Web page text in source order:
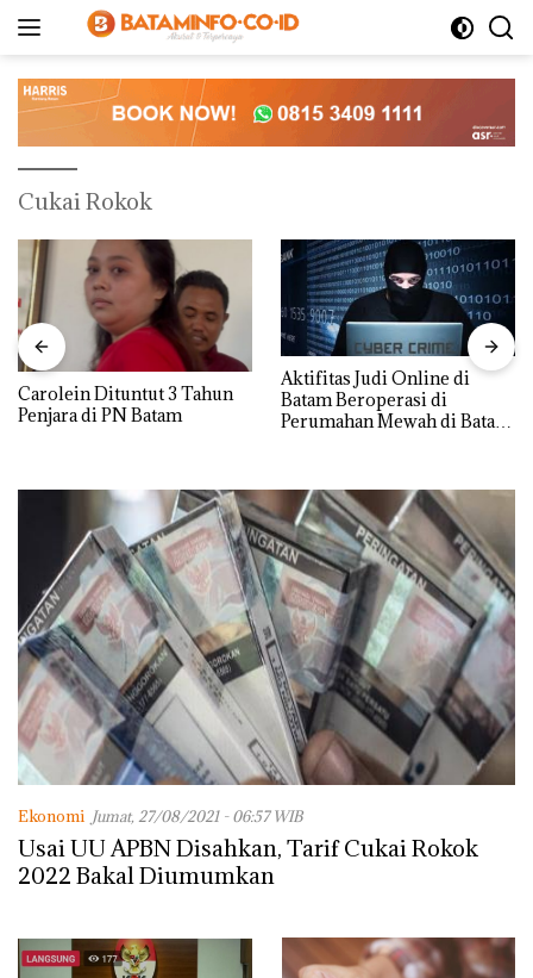
Cukai Rokok
Carolein Dituntut 3 Tahun
Penjara di PN Batam
Aktifitas Judi Online di
Batam Beroperasi di
Perumahan Mewah di Batam
Ekonomi Jumat, 27/08/2021 - 06:57 WIB
Usai UU APBN Disahkan, Tarif Cukai Rokok
2022 Bakal Diumumkan